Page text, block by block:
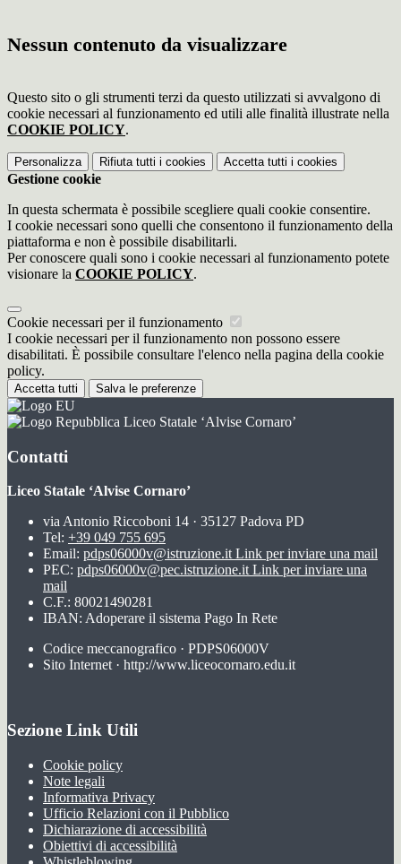
Nessun contenuto da visualizzare
Questo sito o gli strumenti terzi da questo utilizzati si avvalgono di
cookie necessari al funzionamento ed utili alle finalità illustrate nella
COOKIE POLICY.
Personalizza Rifiuta tutti i cookies Accetta tutti i cookies
Gestione cookie
In questa schermata è possibile scegliere quali cookie consentire.
I cookie necessari sono quelli che consentono il funzionamento della
piattaforma e non è possibile disabilitarli.
Per conoscere quali sono i cookie necessari al funzionamento potete
visionare la COOKIE POLICY.
Cookie necessari per il funzionamento
I cookie necessari per il funzionamento non possono essere
disabilitati. È possibile consultare l'elenco nella pagina della cookie
policy.
Accetta tutti Salva le preferenze
Liceo Statale ‘Alvise Cornaro’
Contatti
Liceo Statale ‘Alvise Cornaro’
via Antonio Riccoboni 14 · 35127 Padova PD
Tel: +39 049 755 695
Email: pdps06000v@istruzione.it Link per inviare una mail
PEC: pdps06000v@pec.istruzione.it Link per inviare una
mail
C.F.: 80021490281
IBAN: Adoperare il sistema Pago In Rete
Codice meccanografico · PDPS06000V
Sito Internet · http://www.liceocornaro.edu.it
Sezione Link Utili
Cookie policy
Note legali
Informativa Privacy
Ufficio Relazioni con il Pubblico
Dichiarazione di accessibilità
Obiettivi di accessibilità